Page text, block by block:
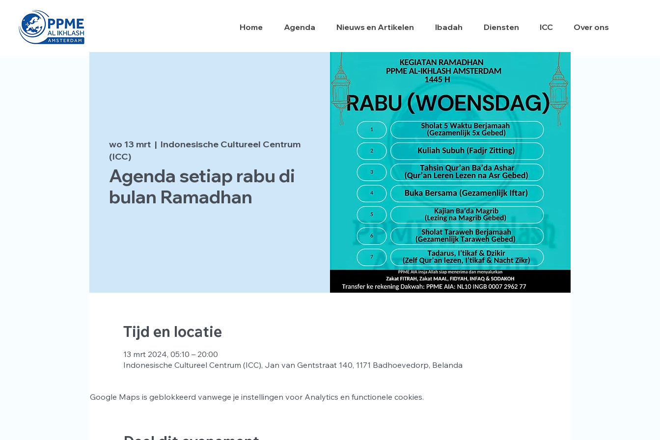
Home Agenda Nieuws en Artikelen Ibadah Diensten ICC Over ons
wo 13 mrt
  |
Indonesische Cultureel Centrum
(ICC)
Agenda setiap rabu di
bulan Ramadhan
Tijd en locatie
13 mrt 2024, 05:10 – 20:00
Indonesische Cultureel Centrum (ICC), Jan van Gentstraat 140, 1171 Badhoevedorp, Belanda
Google Maps is geblokkeerd vanwege je instellingen voor Analytics en functionele cookies.